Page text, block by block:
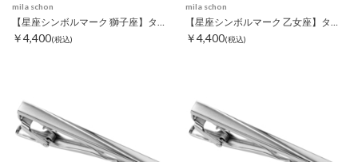
mila schon
【星座シンボルマーク 獅子座】タイピン
￥4,400(税込)
mila schon
【星座シンボルマーク 乙女座】タイピン
￥4,400(税込)